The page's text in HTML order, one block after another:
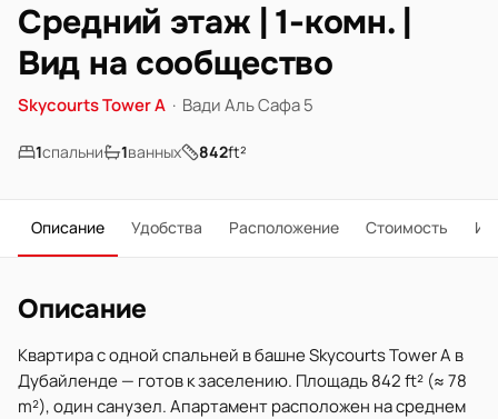
Средний этаж | 1-комн. |
Вид на сообщество
Skycourts Tower A · Вади Аль Сафа 5
1спальни 1ванных 842ft²
Описание Удобства Расположение Стоимость
Описание
Квартира с одной спальней в башне Skycourts Tower A в
Дубайленде — готов к заселению. Площадь 842 ft² (≈ 78
m²), один санузел. Апартамент расположен на среднем